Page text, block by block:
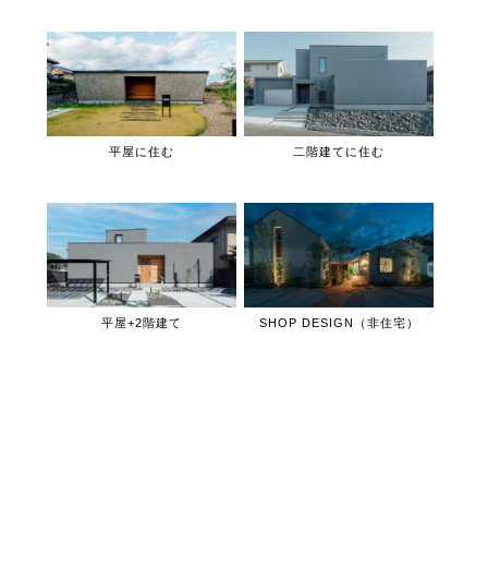
平屋に住む 二階建てに住む
平屋+2階建て SHOP DESIGN（非住宅）